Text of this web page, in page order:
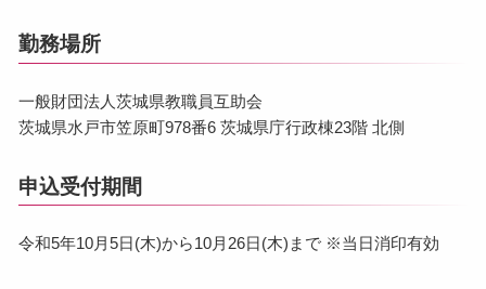
勤務場所
一般財団法人茨城県教職員互助会
茨城県水戸市笠原町978番6 茨城県庁行政棟23階 北側
申込受付期間
令和5年10月5日(木)から10月26日(木)まで ※当日消印有効